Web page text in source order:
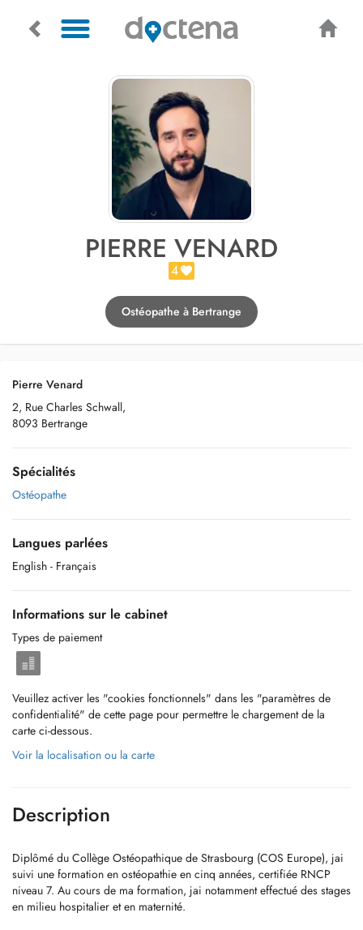
PIERRE VENARD
4
Ostéopathe à Bertrange
Pierre Venard
2, Rue Charles Schwall,
8093 Bertrange
Spécialités
Ostéopathe
Langues parlées
English - Français
Informations sur le cabinet
Types de paiement
Veuillez activer les "cookies fonctionnels" dans les "paramètres de
confidentialité" de cette page pour permettre le chargement de la
carte ci-dessous.
Voir la localisation ou la carte
Description
Diplômé du Collège Ostéopathique de Strasbourg (COS Europe), jai
suivi une formation en ostéopathie en cinq années, certifiée RNCP
niveau 7. Au cours de ma formation, jai notamment effectué des stages
en milieu hospitalier et en maternité.